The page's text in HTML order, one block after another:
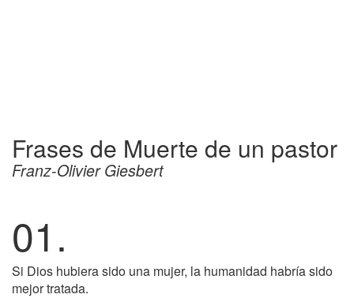
Frases de Muerte de un pastor
Franz-Olivier Giesbert
01.
Si Dios hubiera sido una mujer, la humanidad habría sido
mejor tratada.